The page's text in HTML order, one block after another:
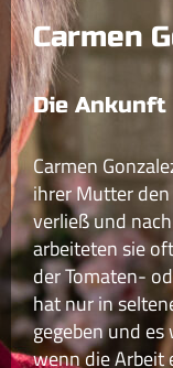
Carmen
Die Ankunft
Carmen
ihrer Mutter
verließ und
arbeiteten sie
der Tomaten-
hat nur in
gegeben und es
wenn die Arbeit